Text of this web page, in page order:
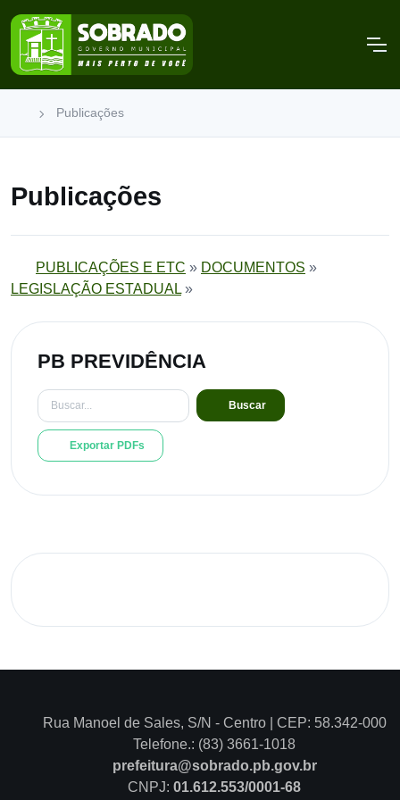
Publicações
Publicações
PUBLICAÇÕES E ETC » DOCUMENTOS »
LEGISLAÇÃO ESTADUAL »
PB PREVIDÊNCIA
Buscar
Exportar PDFs
Rua Manoel de Sales, S/N - Centro | CEP: 58.342-000
Telefone.: (83) 3661-1018
prefeitura@sobrado.pb.gov.br
CNPJ: 01.612.553/0001-68